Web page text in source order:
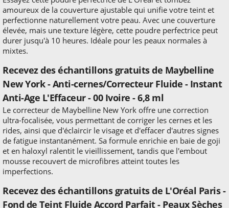
amoureux de la couverture ajustable qui unifie votre teint et
perfectionne naturellement votre peau. Avec une couverture
élevée, mais une texture légère, cette poudre perfectrice peut
durer jusqu'à 10 heures. Idéale pour les peaux normales à
mixtes.
Recevez des échantillons gratuits de Maybelline
New York - Anti-cernes/Correcteur Fluide - Instant
Anti-Age L'Effaceur - 00 Ivoire - 6,8 ml
Le correcteur de Maybelline New York offre une correction
ultra-focalisée, vous permettant de corriger les cernes et les
rides, ainsi que d'éclaircir le visage et d'effacer d'autres signes
de fatigue instantanément. Sa formule enrichie en baie de goji
et en haloxyl ralentit le vieillissement, tandis que l'embout
mousse recouvert de microfibres atteint toutes les
imperfections.
Recevez des échantillons gratuits de L'Oréal Paris -
Fond de Teint Fluide Accord Parfait - Peaux Sèches